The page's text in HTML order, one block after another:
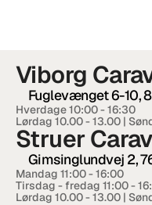
Careers
Docs
About
Viborg
Fuglevænget 6-10,
Hverdage 10:00 - 16:30
Lørdag 10.00 - 13.00 |
Struer
Gimsinglundvej 2,
Mandag 11:00 - 16:00
Tirsdag - fredag 11:00 -
Lørdag 10.00 - 13.00 |